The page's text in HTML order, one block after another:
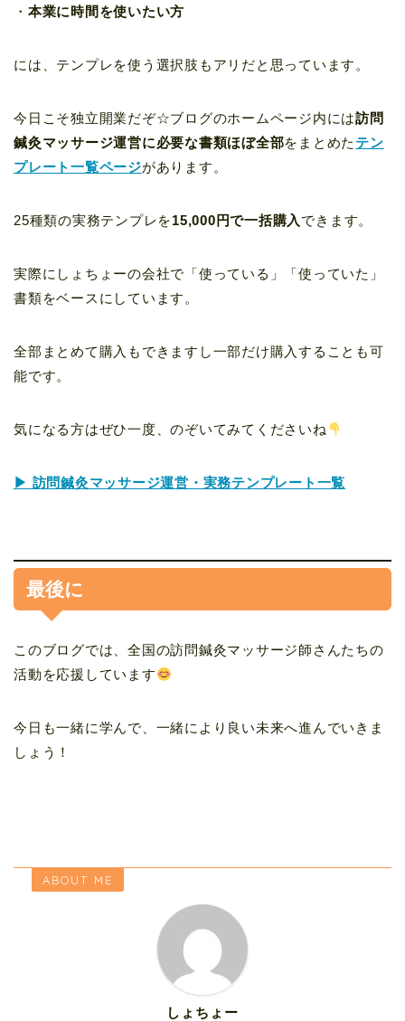
・ 本業に時間を使いたい方
には、テンプレを使う選択肢もアリだと思っています。
今日こそ独立開業だぞ☆ブログのホームページ内には訪問
鍼灸マッサージ運営に必要な書類ほぼ全部をまとめた テン
プレート一覧ページがあります。
25種類の実務テンプレを15,000円で一括購入 できます。
実際にしょちょーの会社で「使っている」「使っていた」
書類をベースにしています。
全部まとめて購入もできますし一部だけ購入することも可
能です。
気になる方はぜひ一度、のぞいてみてくださいね
▶ 訪問鍼灸マッサージ運営・実務テンプレート一覧
最後に
このブログでは、全国の訪問鍼灸マッサージ師さんたちの
活動を応援しています
今日も一緒に学んで、一緒により良い未来へ進んでいきま
しょう！
ABOUT ME
しょちょー